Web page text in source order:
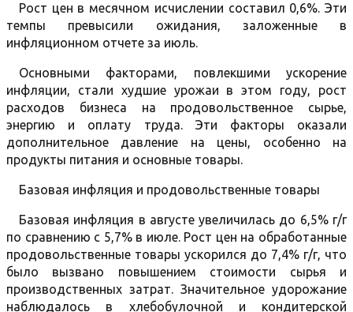
Рост цен в месячном исчислении составил 0,6%. Эти
темпы превысили ожидания, заложенные в
инфляционном отчете за июль.
Основными факторами, повлекшими ускорение
инфляции, стали худшие урожаи в этом году, рост
расходов бизнеса на продовольственное сырье,
энергию и оплату труда. Эти факторы оказали
дополнительное давление на цены, особенно на
продукты питания и основные товары.
Базовая инфляция и продовольственные товары
Базовая инфляция в августе увеличилась до 6,5% г/г
по сравнению с 5,7% в июле. Рост цен на обработанные
продовольственные товары ускорился до 7,4% г/г, что
было вызвано повышением стоимости сырья и
производственных затрат. Значительное удорожание
наблюдалось в хлебобулочной и кондитерской